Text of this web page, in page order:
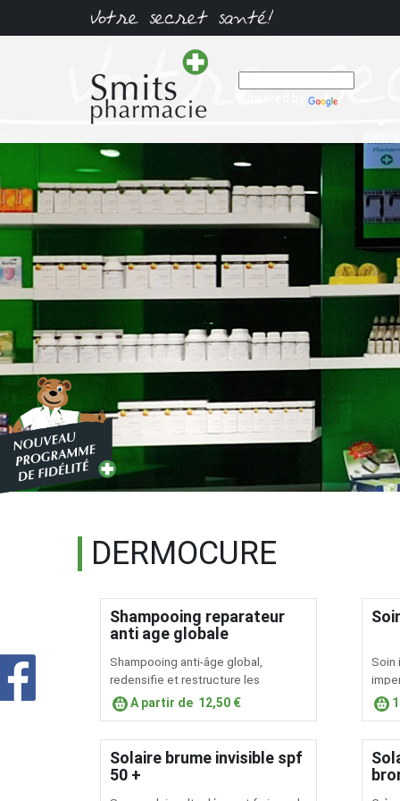
DERMOCURE
Shampooing reparateur
anti age globale
​Shampooing anti-âge global,
redensifie et restructure les
cheveux
A partir de 12,50 €
​Soin
de
Solaire brume invisible spf
50 +